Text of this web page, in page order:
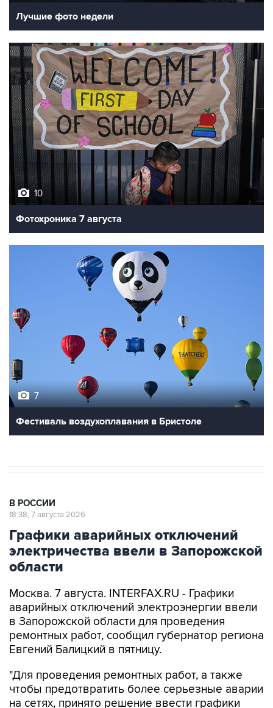
10
Фотохроника 7 августа
Фестиваль воздухоплавания в Бристоле
Графики аварийных отключений
электричества ввели в Запорожской
области
Москва. 7 августа. INTERFAX.RU - Графики
в Запорожской области для проведения
ремонтных работ, сообщил губернатор региона
Евгений Балицкий в пятницу.
"Для проведения ремонтных работ, а также
на сетях, принято решение ввести графики
временного ограничения потребления